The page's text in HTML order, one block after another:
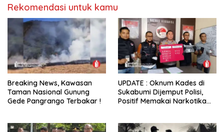
Rekomendasi untuk kamu
Breaking News, Kawasan
Taman Nasional Gunung
Gede Pangrango Terbakar !
UPDATE : Oknum Kades di
Sukabumi Dijemput Polisi,
Positif Memakai Narkotika